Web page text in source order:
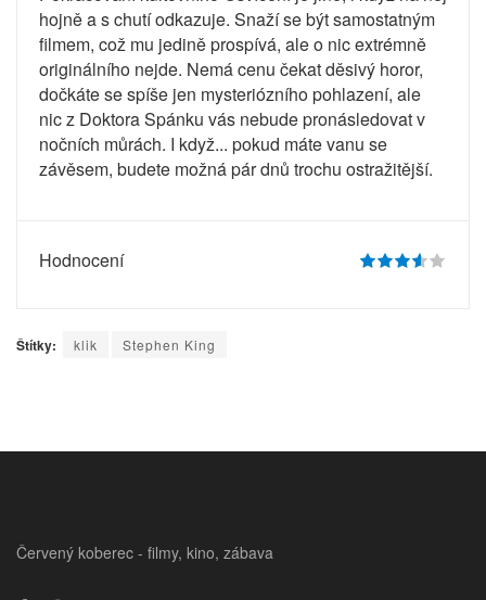
hojně a s chutí odkazuje. Snaží se být samostatným
filmem, což mu jedině prospívá, ale o nic extrémně
originálního nejde. Nemá cenu čekat děsivý horor,
dočkáte se spíše jen mysteriózního pohlazení, ale
nic z Doktora Spánku vás nebude pronásledovat v
nočních můrách. I když... pokud máte vanu se
závěsem, budete možná pár dnů trochu ostražitější.
Hodnocení
Štítky: klik Stephen King
Červený koberec - filmy, kino, zábava